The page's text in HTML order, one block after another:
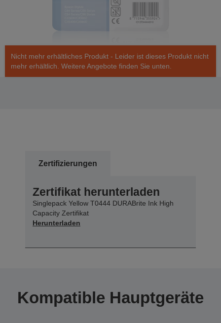
Nicht mehr erhältliches Produkt - Leider ist dieses Produkt nicht
mehr erhältlich. Weitere Angebote finden Sie unten.
Zertifizierungen
Zertifikat herunterladen
Singlepack Yellow T0444 DURABrite Ink High
Capacity Zertifikat
Herunterladen
Kompatible Hauptgeräte